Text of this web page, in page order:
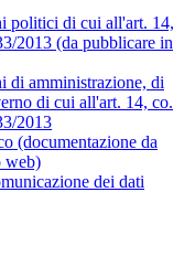
politici di cui all'art. 14,
2013 (da pubblicare in
di amministrazione, di
di cui all'art. 14, co.
2013
(documentazione da
web)
dei dati